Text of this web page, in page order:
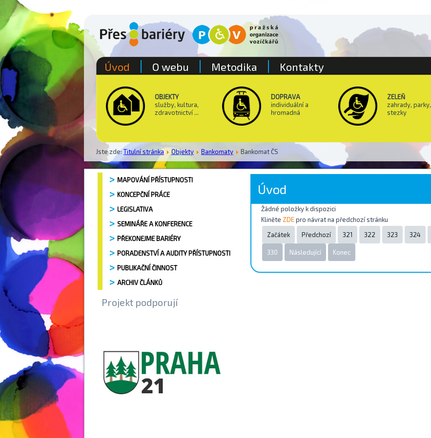
OBJEKTY
služby, kultura,
zdravotnictví ...
DOPRAVA
individuální a
hromadná
ZELEŇ
zahrady, parky,
stezky
Jste zde:Titulní stránka Objekty Bankomaty Bankomat ČS
Úvod O webu Metodika Kontakty
MAPOVÁNÍ PŘÍSTUPNOSTI
KONCEPČNÍ PRÁCE
LEGISLATIVA
SEMINÁŘE A KONFERENCE
PŘEKONEJME BARIÉRY
PORADENSTVÍ A AUDITY PŘÍSTUPNOSTI
PUBLIKAČNÍ ČINNOST
ARCHIV ČLÁNKŮ
Projekt podporují
Úvod
Žádné položky k dispozici
Kliněte ZDEpro návrat na předchozí stránku
Začátek
Předchozí 321 322 323 324
330 Následující Konec